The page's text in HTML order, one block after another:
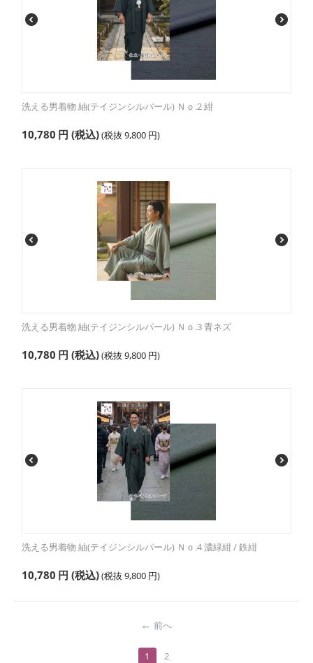
洗える男着物 紬(テイジンシルパール) Ｎｏ.2 紺
10,780 円 (税込)(税抜 9,800 円)
洗える男着物 紬(テイジンシルパール) Ｎｏ.3 青ネズ
10,780 円 (税込)(税抜 9,800 円)
洗える男着物 紬(テイジンシルパール) Ｎｏ.4 濃緑紺 / 鉄紺
10,780 円 (税込)(税抜 9,800 円)
前へ
1 2